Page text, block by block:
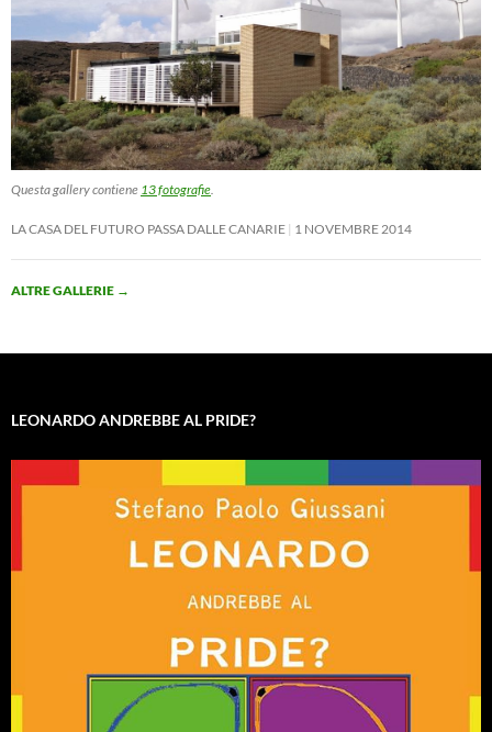
Questa gallery contiene 13 fotografie
LA CASA DEL FUTURO PASSA DALLE CANARIE 1 NOVEMBRE 2014
ALTRE GALLERIE →
LEONARDO ANDREBBE AL PRIDE?